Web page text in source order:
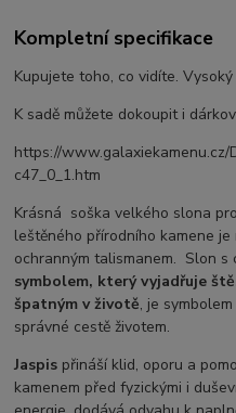
Kompletní specifikace
Kupujete toho, co vidíte.
K sadě můžete dokoupit i
https://
c47_0_1.htm
Krásná soška velkého slona
leštěného přírodního kamene
ochranným talismanem. Slon s
symbolem, který vyjadřuje
špatným v životě, je
správné cestě životem.
Jaspis přináší klid, oporu a
kamenem před fyzickými i